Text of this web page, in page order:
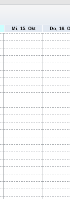
Mi, 15. Okt Do, 16.